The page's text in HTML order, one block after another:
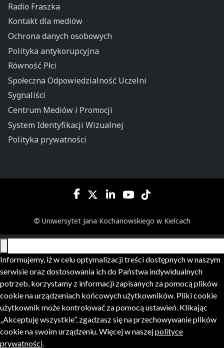
Radio Fraszka
Kontakt dla mediów
Ochrona danych osobowych
Polityka antykorupcyjna
Równość Płci
Społeczna Odpowiedzialność Uczelni
Sygnaliści
Centrum Mediów i Promocji
System Identyfikacji Wizualnej
Polityka prywatności
© Uniwersytet Jana Kochanowskiego w Kielcach
Informujemy, iż w celu optymalizacji treści dostępnych w naszym
serwisie oraz dostosowania ich do Państwa indywidualnych
potrzeb, korzystamy z informacji zapisanych za pomocą plików
cookie na urządzeniach końcowych użytkowników. Pliki cookie
użytkownik może kontrolować za pomocą ustawień. Klikając
„Akceptuję wszystkie”, zgadzasz się na przechowywanie plików
cookie na swoim urządzeniu. Więcej w naszejpolityce
prywatności